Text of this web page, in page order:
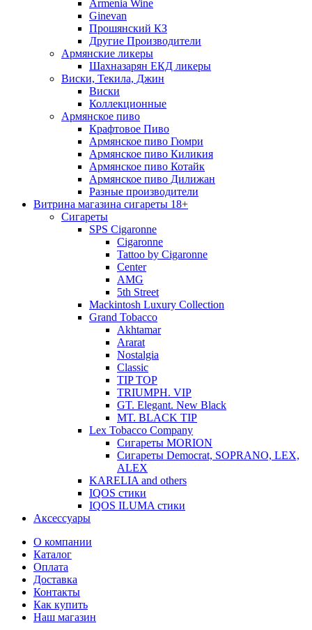
Armenia Wine
Ginevan
Прошянский КЗ
Другие Производители
Армянские ликеры
Шахназарян ЕКД ликеры
Виски, Текила, Джин
Виски
Коллекционные
Армянское пиво
Крафтовое Пиво
Армянское пиво Гюмри
Армянское пиво Киликия
Армянское пиво Котайк
Армянское пиво Дилижан
Разные производители
Витрина магазина сигареты 18+
Cигареты
SPS Cigaronne
Сigaronne
Tattoo by Cigaronne
Center
AMG
5th Street
Mackintosh Luxury Collection
Grand Tobacco
Akhtamar
Ararat
Nostalgia
Classic
TIP TOP
TRIUMPH. VIP
GT. Elegant. New Black
MT. BLACK TIP
Lex Tobacco Company
Сигареты MORION
Сигареты Democrat, SOPRANO, LEX,
ALEX
KARELIA and others
IQOS стики
IQOS ILUMA стики
Аксессуары
О компании
Каталог
Оплата
Доставка
Контакты
Как купить
Наш магазин